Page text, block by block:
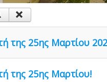
της 25ης Μαρτίου
της 25ης Μαρτίου!